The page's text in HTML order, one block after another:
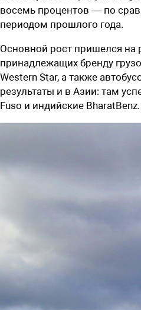
восемь процентов — по
периодом прошлого года.
Основной рост пришелся
принадлежащих бренду
Western Star, а также
результаты и в Азии: там
Fuso и индийские BharatBenz.